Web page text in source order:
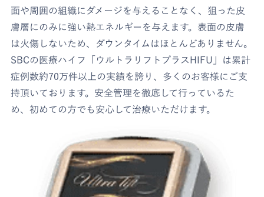
面や周囲の組織にダメージを与えることなく、狙った皮
膚層にのみに強い熱エネルギーを与えます。表面の皮膚
は火傷しないため、ダウンタイムはほとんどありません。
SBCの医療ハイフ「ウルトラリフトプラスHIFU」は累計
症例数約70万件以上の実績を誇り、多くのお客様にご支
持頂いております。安全管理を徹底して行っているた
め、初めての方でも安心して治療いただけます。